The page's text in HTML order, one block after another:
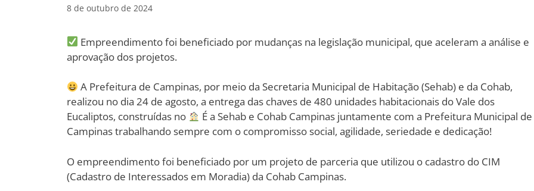
8 de outubro de 2024
Empreendimento foi beneficiado por mudanças na legislação municipal, que aceleram a análise e
aprovação dos projetos.
A Prefeitura de Campinas, por meio da Secretaria Municipal de Habitação (Sehab) e da Cohab,
realizou no dia 24 de agosto, a entrega das chaves de 480 unidades habitacionais do Vale dos
Eucaliptos, construídas no
É a Sehab e Cohab Campinas juntamente com a Prefeitura Municipal de
Campinas trabalhando sempre com o compromisso social, agilidade, seriedade e dedicação!
O empreendimento foi beneficiado por um projeto de parceria que utilizou o cadastro do CIM
(Cadastro de Interessados em Moradia) da Cohab Campinas.